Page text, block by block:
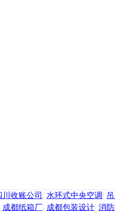
川收账公司 水环式中央空调
成都纸箱厂 成都包装设计 消